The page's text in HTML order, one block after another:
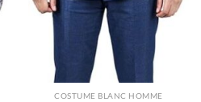
COSTUME BLANC HOMME